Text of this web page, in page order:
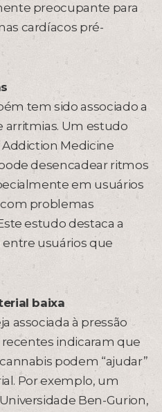
preocupante para
cardíacos pré-
tem sido associado a
Um estudo
Medicine
desencadear ritmos
em usuários
problemas
estudo destaca a
usuários que
baixa
associada à pressão
recentes indicaram que
podem “ajudar”
Por exemplo, um
Ben-Gurion,